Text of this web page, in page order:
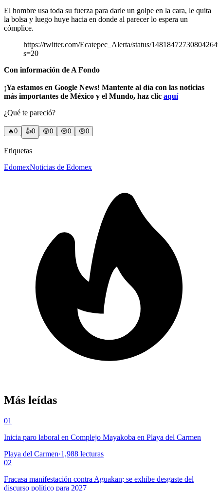
El hombre usa toda su fuerza para darle un golpe en la cara, le quita
la bolsa y luego huye hacia en donde al parecer lo espera un
cómplice.
https://twitter.com/Ecatepec_Alerta/status/
s=20
Con información de A Fondo
¡Ya estamos en Google News! Mantente al día con las noticias
más importantes de México y el Mundo, haz clic aquí
¿Qué te pareció?
🔥0 👍0 😲0 😢0 😠0
Etiquetas
EdomexNoticias de Edomex
Más leídas
01
Inicia paro laboral en Complejo Mayakoba en Playa del Carmen
Playa del Carmen·1,988 lecturas
02
Fracasa manifestación contra Aguakan; se exhibe desgaste del
discurso político para 2027